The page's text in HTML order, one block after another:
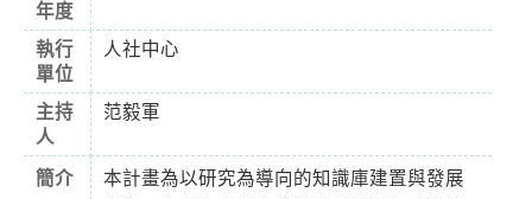
年度
執行
單位
人社中心
主持
人
范毅軍
簡介
本計畫為以研究為導向的知識庫建置與發展